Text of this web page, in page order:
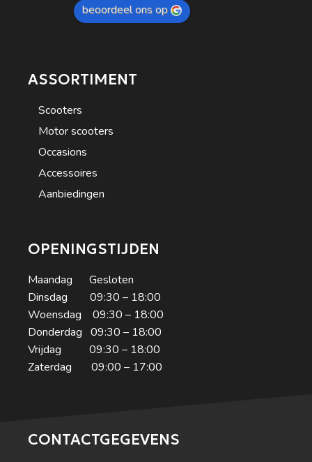
beoordeel ons op
ASSORTIMENT
Scooters
Motor scooters
Occasions
Accessoires
Aanbiedingen
OPENINGSTIJDEN
Maandag Gesloten
Dinsdag 09:30 – 18:00
Woensdag 09:30 – 18:00
Donderdag 09:30 – 18:00
Vrijdag 09:30 – 18:00
Zaterdag 09:00 – 17:00
CONTACTGEGEVENS